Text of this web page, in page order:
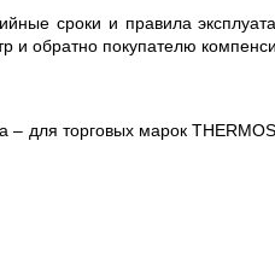
сроки и правила
и обратно покупателю
– для торговых марокTHERMOS